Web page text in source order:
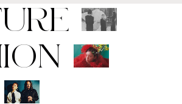
URE
ION